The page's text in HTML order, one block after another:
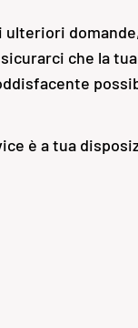
ulteriori
che la
è a tua